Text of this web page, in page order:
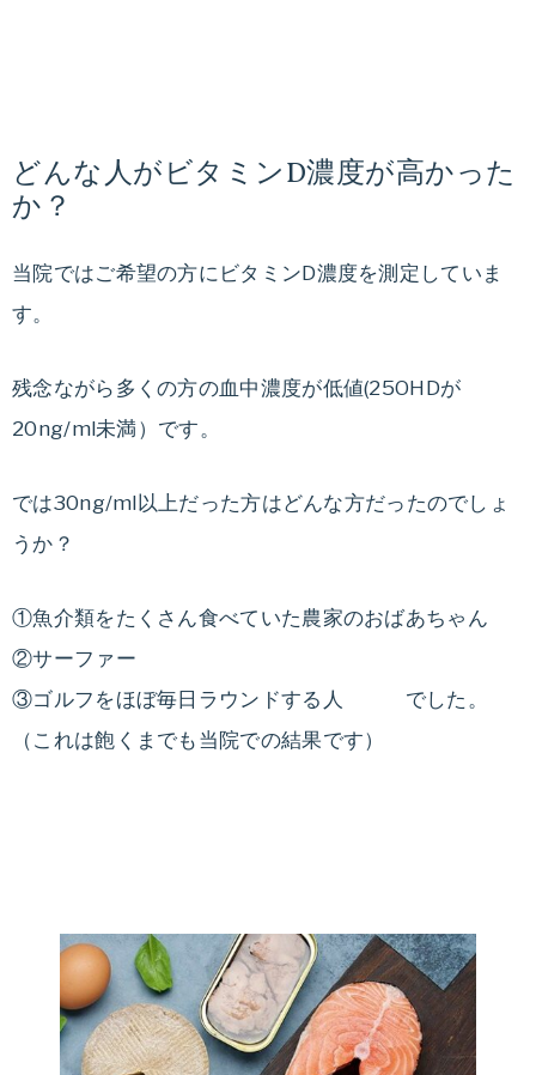
どんな人がビタミンD濃度が高かった
か？
当院ではご希望の方にビタミンD濃度を測定していま
す。
残念ながら多くの方の血中濃度が低値(25OHDが
20ng/ml未満）です。
では30ng/ml以上だった方はどんな方だったのでしょ
うか？
①魚介類をたくさん食べていた農家のおばあちゃん
②サーファー
③ゴルフをほぼ毎日ラウンドする人 でした。
（これは飽くまでも当院での結果です）